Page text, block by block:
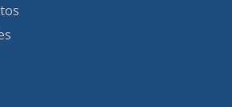
no terraço. Você podera
durante todo o ano, se assim
de atividades à sua